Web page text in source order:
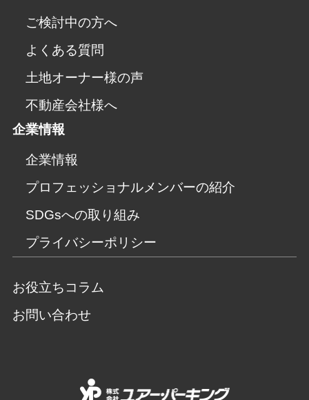
ご検討中の方へ
よくある質問
土地オーナー様の声
不動産会社様へ
企業情報
企業情報
プロフェッショナルメンバーの紹介
SDGsへの取り組み
プライバシーポリシー
お役立ちコラム
お問い合わせ